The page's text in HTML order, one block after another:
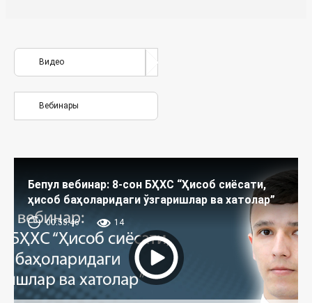
Видео
Вебинары
Бепул вебинар: 8-сон БҲХС “Ҳисоб сиёсати,
ҳисоб баҳоларидаги ўзгаришлар ва хатолар”
00:53:46 14